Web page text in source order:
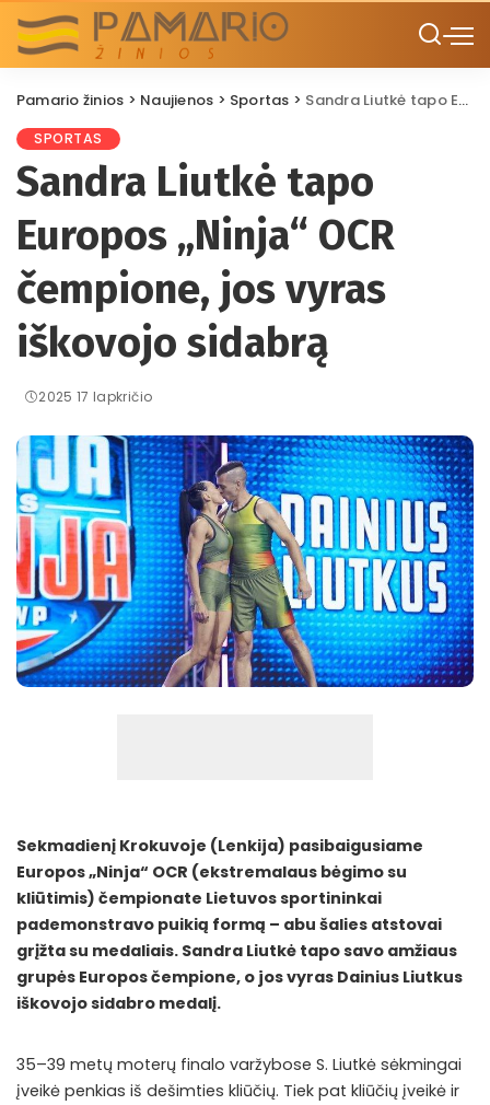
Pamario žinios > Naujienos > Sportas > Sandra Liutkė tapo Europos „Ninja“ OCR čempione, jos vyras iškovojo sidabrą
SPORTAS
Sandra Liutkė tapo
Europos „Ninja“ OCR
čempione, jos vyras
iškovojo sidabrą
2025 17 lapkričio
Sekmadienį Krokuvoje (Lenkija) pasibaigusiame
Europos „Ninja“ OCR (ekstremalaus bėgimo su
kliūtimis) čempionate Lietuvos sportininkai
pademonstravo puikią formą – abu šalies atstovai
grįžta su medaliais. Sandra Liutkė tapo savo amžiaus
grupės Europos čempione, o jos vyras Dainius Liutkus
iškovojo sidabro medalį.
35–39 metų moterų finalo varžybose S. Liutkė sėkmingai
įveikė penkias iš dešimties kliūčių. Tiek pat kliūčių įveikė ir